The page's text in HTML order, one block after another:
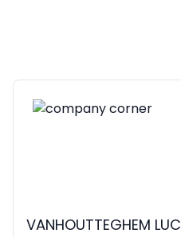
VANHOUTTEGHEM LUC